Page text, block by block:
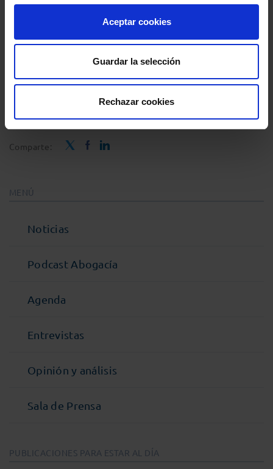
Aceptar cookies
Guardar la selección
Rechazar cookies
https://ec.europa.eu/commission/presscorner/detail/es/
Comparte:
MENÚ
Noticias
Podcast Abogacía
Agenda
Entrevistas
Opinión y análisis
Sala de Prensa
PUBLICACIONES PARA ESTAR AL DÍA